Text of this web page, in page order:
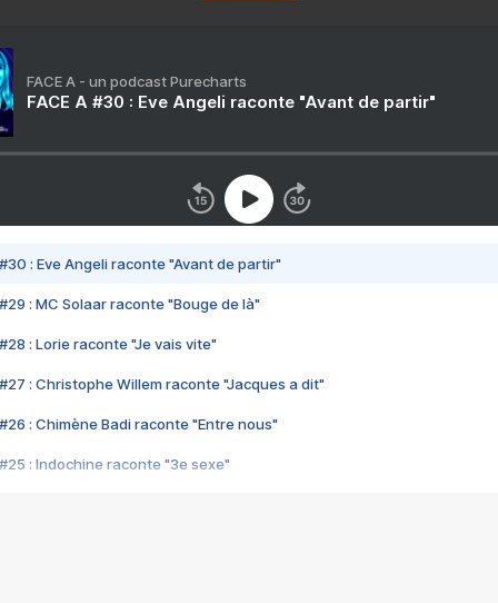
FACE A - un podcast Purecharts
FACE A #30 : Eve Angeli raconte "Avant de partir"
#30 : Eve Angeli raconte "Avant de partir"
#29 : MC Solaar raconte "Bouge de là"
#28 : Lorie raconte "Je vais vite"
#27 : Christophe Willem raconte "Jacques a dit"
#26 : Chimène Badi raconte "Entre nous"
#25 : Indochine raconte "3e sexe"